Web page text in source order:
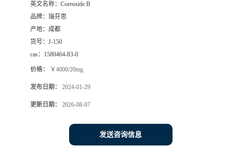
英文名称： Coreoside B
品牌： 瑞芬思
产地： 成都
货号： J-150
cas： 1580464-83-0
价格： ￥4000/20mg
发布日期： 2024-01-29
更新日期： 2026-08-07
发送咨询信息